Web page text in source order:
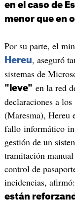
en el caso de
menor que en
Por su parte, el
Hereu, aseguró
sistemas de
"leve" en la red
declaraciones a
(Maresma), Hereu
fallo informático
gestión de un
tramitación
control de
incidencias,
están